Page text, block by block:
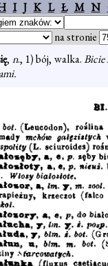
I J K L Ł M N
na stronie
, n., 1) bój, walka.Bicie